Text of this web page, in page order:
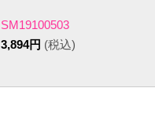
SM19100503
3,894円 (税込)